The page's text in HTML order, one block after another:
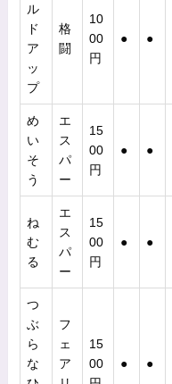
ル
ド
ア
ッ
プ
格
闘
10
00
円
● ●
め
い
そ
う
エ
ス
パ
ー
15
00
円
● ●
ね
む
る
エ
ス
パ
ー
15
00
円
● ●
つ
ぶ
ら
な
フ
ェ
ア
15
00
● ●